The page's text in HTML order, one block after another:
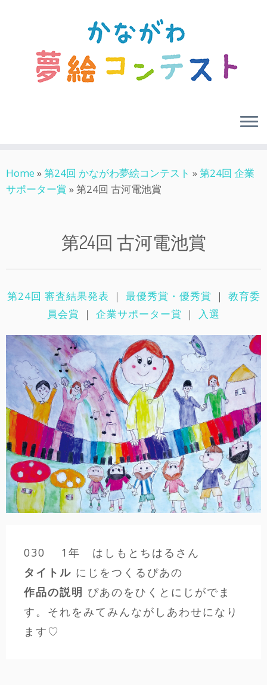
to
content
Home »第24回 かながわ夢絵コンテスト »第24回 企業
サポーター賞 »第24回 古河電池賞
第24回 古河電池賞
第24回 審査結果発表 ｜ 最優秀賞・優秀賞 ｜ 教育委
員会賞 ｜ 企業サポーター賞 ｜ 入選
030 1年 はしもとちはるさん
タイトル にじをつくるぴあの
作品の説明 ぴあのをひくとにじがでま
す。それをみてみんながしあわせになり
ます♡